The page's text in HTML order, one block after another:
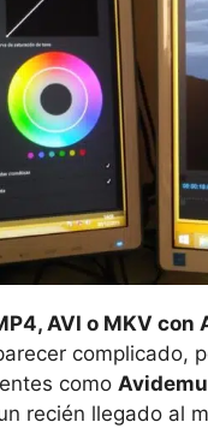
AVI o MKV con
complicado,
como
recién llegado al